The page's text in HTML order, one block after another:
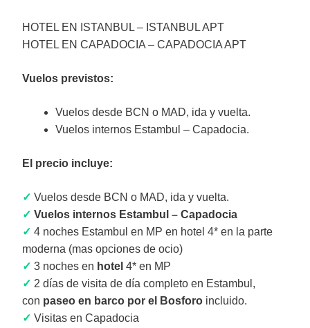
HOTEL EN ISTANBUL – ISTANBUL APT
HOTEL EN CAPADOCIA – CAPADOCIA APT
Vuelos previstos:
Vuelos desde BCN o MAD, ida y vuelta.
Vuelos internos Estambul – Capadocia.
El precio incluye:
✓ Vuelos desde BCN o MAD, ida y vuelta.
✓ Vuelos internos Estambul – Capadocia
✓ 4 noches Estambul en MP en hotel 4* en la parte
moderna (mas opciones de ocio)
✓ 3 noches en hotel 4* en MP
✓ 2 días de visita de día completo en Estambul,
con paseo en barco por el Bosforo incluido.
✓ Visitas en Capadocia